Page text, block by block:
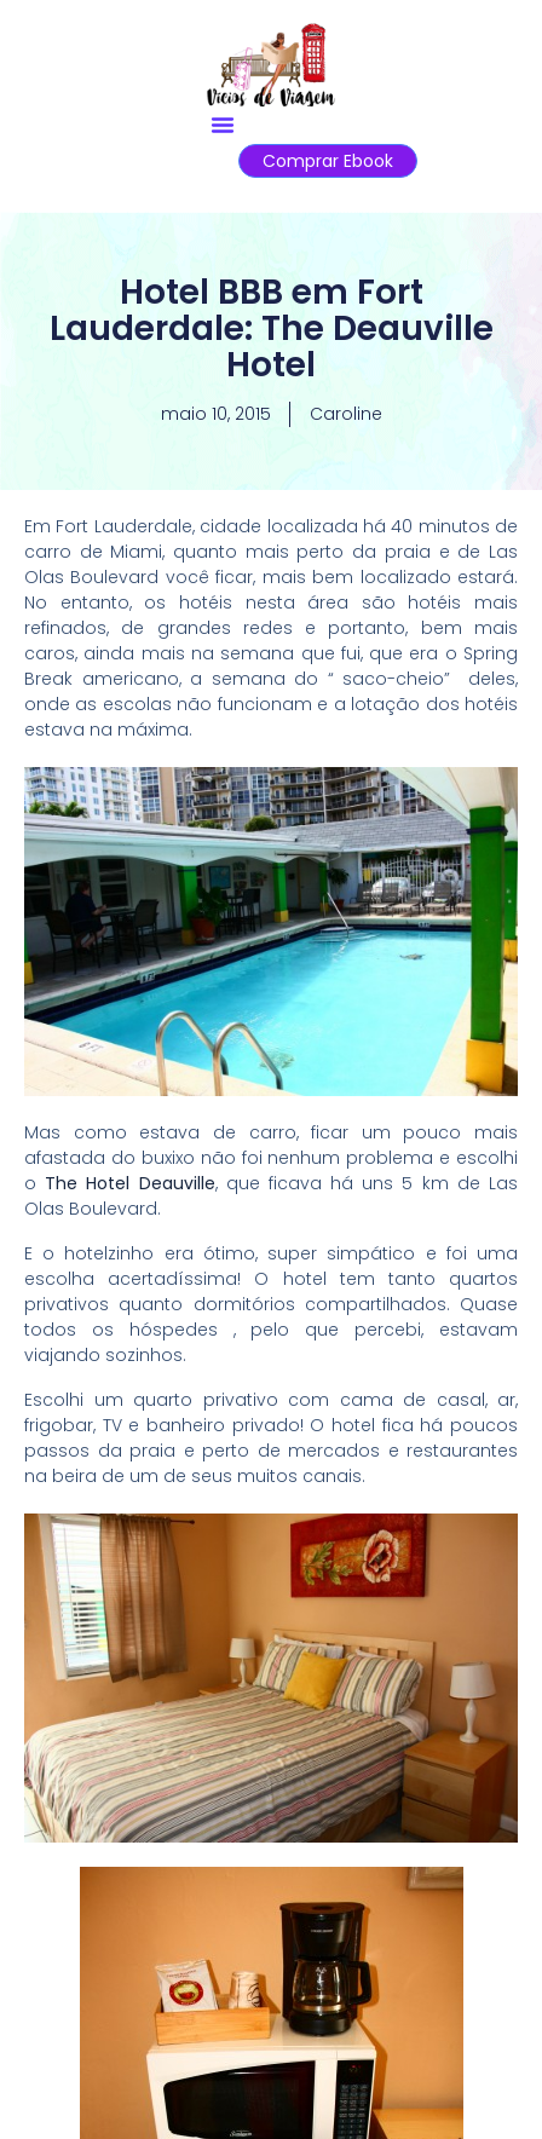
Comprar Ebook
Hotel BBB em Fort
Lauderdale: The Deauville
Hotel
maio 10, 2015 Caroline
Em Fort Lauderdale, cidade localizada há 40 minutos de
carro de Miami, quanto mais perto da praia e de Las
Olas Boulevard você ficar, mais bem localizado estará.
No entanto, os hotéis nesta área são hotéis mais
refinados, de grandes redes e portanto, bem mais
caros, ainda mais na semana que fui, que era o Spring
Break americano, a semana do “ saco-cheio” deles,
onde as escolas não funcionam e a lotação dos hotéis
estava na máxima.
Mas como estava de carro, ficar um pouco mais
afastada do buxixo não foi nenhum problema e escolhi
o The Hotel Deauville, que ficava há uns 5 km de Las
Olas Boulevard.
E o hotelzinho era ótimo, super simpático e foi uma
escolha acertadíssima! O hotel tem tanto quartos
privativos quanto dormitórios compartilhados. Quase
todos os hóspedes , pelo que percebi, estavam
viajando sozinhos.
Escolhi um quarto privativo com cama de casal, ar,
frigobar, TV e banheiro privado! O hotel fica há poucos
passos da praia e perto de mercados e restaurantes
na beira de um de seus muitos canais.